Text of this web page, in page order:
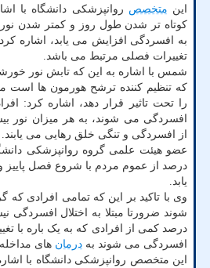
این متخصص روانپزشکی دانشگاه با
کوتاه تر شدن طول روز و کمتر شدن نور
به افسردگی افزایش می یابد، اشاره
تغییرات فصلی مرتبط می باشد.
شمس با اشاره به این که تابش نور
که تنظیم کننده ترشح هورمون ها است
را تحت تاثیر قرار دهد، اشاره کرد:
افسردگی می شوند، به هر میزان نور
از افسردگی و تنگی خلق رهایی می یابند.
درصد از عموم مردم با شروع فصل
یابد.
وی با تاکید بر این که تمامی افرادی
شوند ضرورتا مبتلا به اختلال افسردگی
درصد کمی از افرادی که به یک باره با
افسردگی می شوند به درمان های مداخله
این متخصص روانپزشکی دانشگاه با